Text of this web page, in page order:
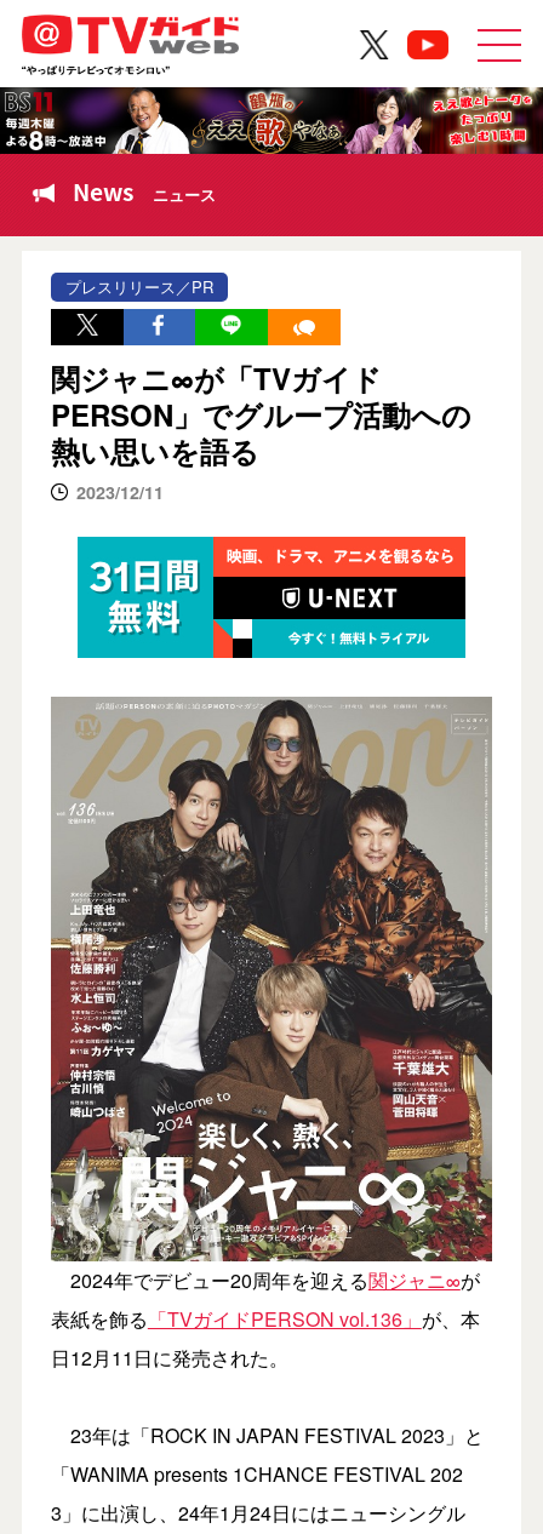
News ニュース
プレスリリース／PR
関ジャニ∞が「TVガイド
PERSON」でグループ活動への
熱い思いを語る
2023/12/11
2024年でデビュー20周年を迎える関ジャニ∞が
表紙を飾る 「TVガイドPERSON vol.136」 が、本
日12月11日に発売された。
23年は「ROCK IN JAPAN FESTIVAL 2023」と
「WANIMA presents 1CHANCE FESTIVAL 202
3」に出演し、24年1月24日にはニューシングル